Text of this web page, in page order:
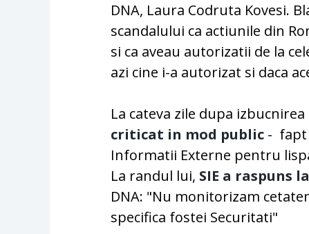
DNA, Laura Codruta Kovesi.
scandalului ca actiunile din
si ca aveau autorizatii de la
azi cine i-a autorizat si daca
La cateva zile dupa
criticat in mod public - fapt
Informatii Externe pentru
La randul lui, SIE a raspuns
DNA: "Nu monitorizam
specifica fostei Securitati"